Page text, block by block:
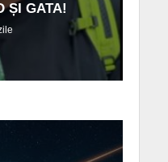
ȘI GATA!